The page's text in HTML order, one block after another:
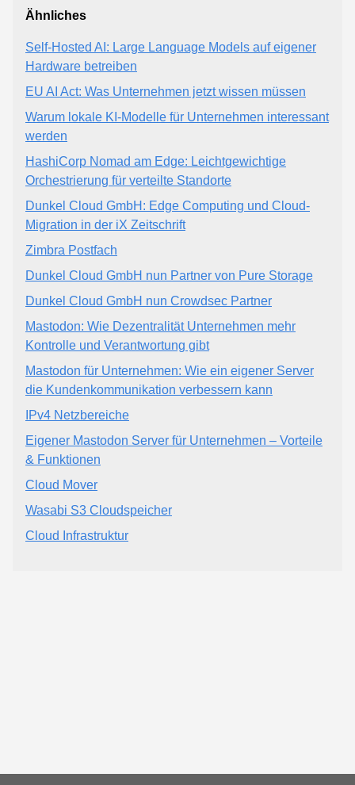
Ähnliches
Self-Hosted AI: Large Language Models auf eigener
Hardware betreiben
EU AI Act: Was Unternehmen jetzt wissen müssen
Warum lokale KI-Modelle für Unternehmen interessant
werden
HashiCorp Nomad am Edge: Leichtgewichtige
Orchestrierung für verteilte Standorte
Dunkel Cloud GmbH: Edge Computing und Cloud-
Migration in der iX Zeitschrift
Zimbra Postfach
Dunkel Cloud GmbH nun Partner von Pure Storage
Dunkel Cloud GmbH nun Crowdsec Partner
Mastodon: Wie Dezentralität Unternehmen mehr
Kontrolle und Verantwortung gibt
Mastodon für Unternehmen: Wie ein eigener Server
die Kundenkommunikation verbessern kann
IPv4 Netzbereiche
Eigener Mastodon Server für Unternehmen – Vorteile
& Funktionen
Cloud Mover
Wasabi S3 Cloudspeicher
Cloud Infrastruktur